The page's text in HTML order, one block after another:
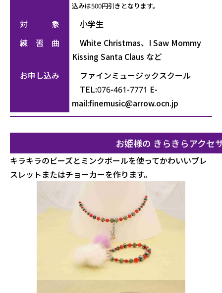
込みは500円引きとなります。
対 象
小学生
練 習 曲
White Christmas、I Saw Mommy
Kissing Santa Claus など
お申し込み
ファインミュージックスクール
TEL:076-461-7771 E-
mail:finemusic@arrow.ocn.jp
お姫様の きらきらアクセ
キラキラのビーズとミンクボールを使ってかわいいブレ
スレットまたはチョーカーを作ります。